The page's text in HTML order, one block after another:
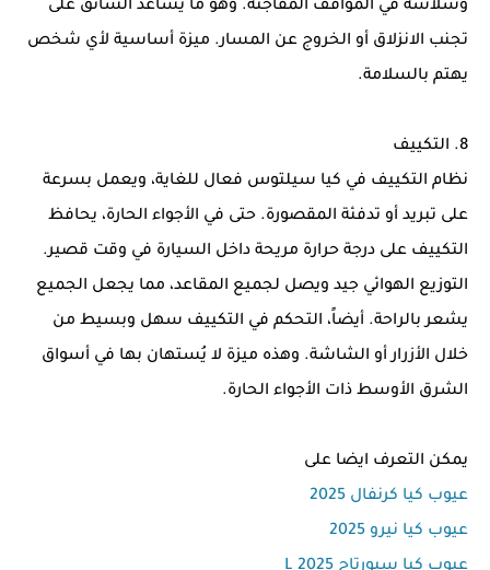
وسلاسة في المواقف المفاجئة. وهو ما يساعد السائق على
تجنب الانزلاق أو الخروج عن المسار. ميزة أساسية لأي شخص
يهتم بالسلامة.
8. التكييف
نظام التكييف في كيا سيلتوس فعال للغاية، ويعمل بسرعة
على تبريد أو تدفئة المقصورة. حتى في الأجواء الحارة، يحافظ
التكييف على درجة حرارة مريحة داخل السيارة في وقت قصير.
التوزيع الهوائي جيد ويصل لجميع المقاعد، مما يجعل الجميع
يشعر بالراحة. أيضاً، التحكم في التكييف سهل وبسيط من
خلال الأزرار أو الشاشة. وهذه ميزة لا يُستهان بها في أسواق
الشرق الأوسط ذات الأجواء الحارة.
يمكن التعرف ايضا على
عيوب كيا كرنفال 2025
عيوب كيا نيرو 2025